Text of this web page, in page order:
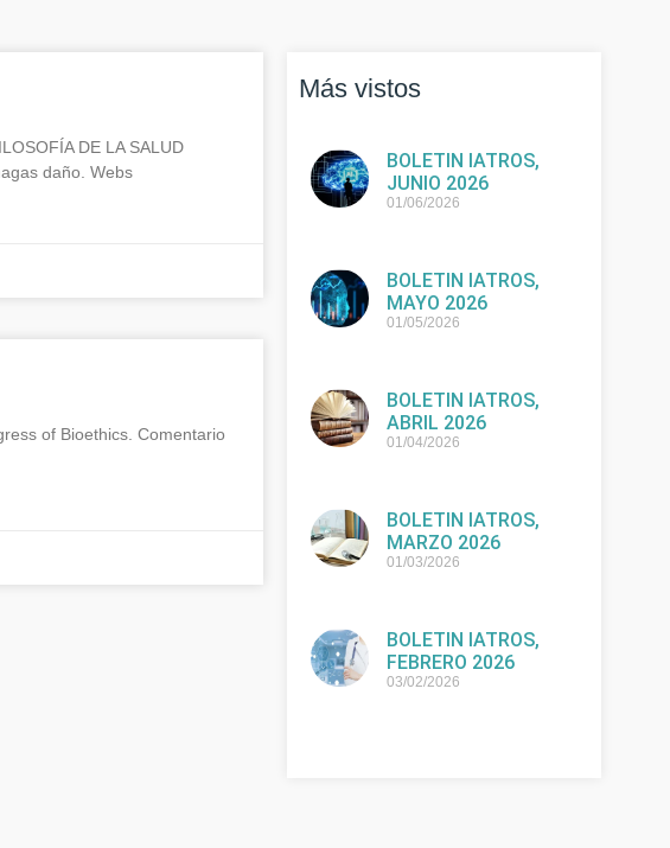
DE LA SALUD
daño. Webs
of Bioethics. Comentario
Más vistos
BOLETIN IATROS,
JUNIO 2026
01/06/2026
BOLETIN IATROS,
MAYO 2026
01/05/2026
BOLETIN IATROS,
ABRIL 2026
01/04/2026
BOLETIN IATROS,
MARZO 2026
01/03/2026
BOLETIN IATROS,
FEBRERO 2026
03/02/2026